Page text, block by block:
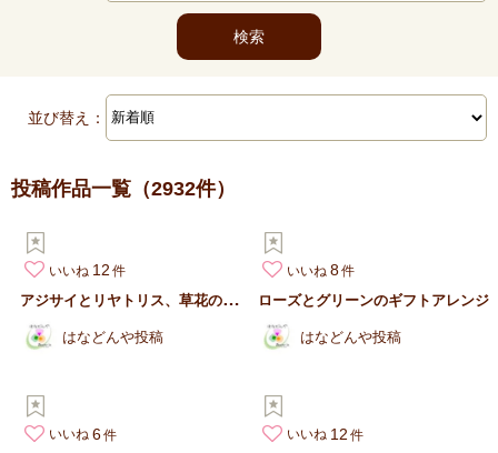
並び替え：
投稿作品一覧 （2932件）
いいね 12
ア
ジサイとリヤトリス、草花の投げ入れ
はなどんや投稿
いいね 8
ローズとグリーンのギフトアレンジ
はなどんや投稿
いいね 6 いいね 12